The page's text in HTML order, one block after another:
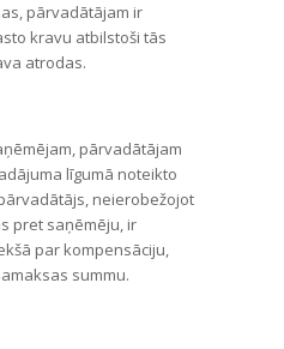
pārvadātājam ir
kravu atbilstoši tās
atrodas.
pārvadātājam
līgumā noteikto
neierobežojot
pret saņēmēju, ir
par kompensāciju,
summu.